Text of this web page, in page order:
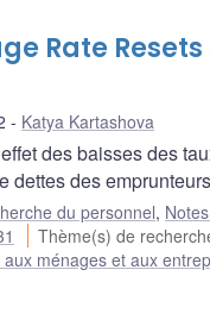
Rate
Katya Kartashova
des baisses des
dettes des
du personnel,
Thème(s) de
aux ménages et aux